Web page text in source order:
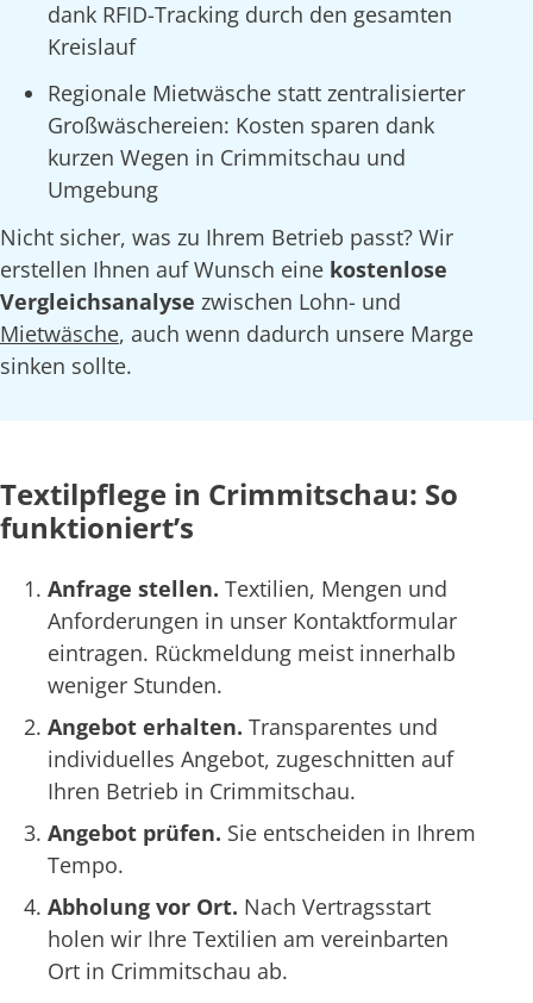
dank RFID-Tracking durch den gesamten
Kreislauf
Regionale Mietwäsche statt zentralisierter
Großwäschereien: Kosten sparen dank
kurzen Wegen in Crimmitschau und
Umgebung
Nicht sicher, was zu Ihrem Betrieb passt? Wir
erstellen Ihnen auf Wunsch eine kostenlose
Vergleichsanalyse zwischen Lohn- und
Mietwäsche, auch wenn dadurch unsere Marge
sinken sollte.
Textilpflege in Crimmitschau: So
funktioniert’s
Anfrage stellen. Textilien, Mengen und
Anforderungen in unser Kontaktformular
eintragen. Rückmeldung meist innerhalb
weniger Stunden.
Angebot erhalten. Transparentes und
individuelles Angebot, zugeschnitten auf
Ihren Betrieb in Crimmitschau.
Angebot prüfen. Sie entscheiden in Ihrem
Tempo.
Abholung vor Ort. Nach Vertragsstart
holen wir Ihre Textilien am vereinbarten
Ort in Crimmitschau ab.